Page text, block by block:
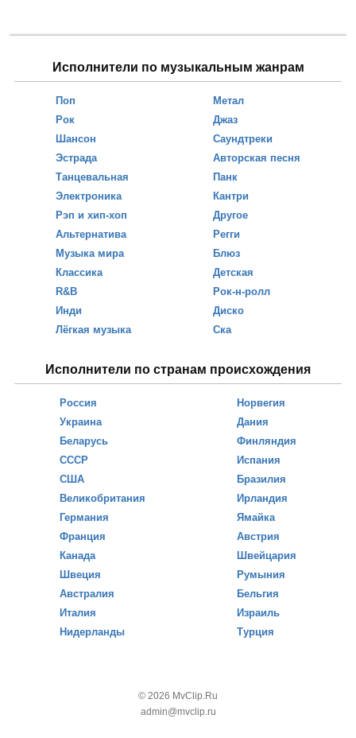
Исполнители по музыкальным жанрам
Поп
Рок
Шансон
Эстрада
Танцевальная
Электроника
Рэп и хип-хоп
Альтернатива
Музыка мира
Классика
R&B
Инди
Лёгкая музыка
Метал
Джаз
Саундтреки
Авторская песня
Панк
Кантри
Другое
Регги
Блюз
Детская
Рок-н-ролл
Диско
Ска
Исполнители по странам происхождения
Россия
Украина
Беларусь
СССР
США
Великобритания
Германия
Франция
Канада
Швеция
Австралия
Италия
Нидерланды
Норвегия
Дания
Финляндия
Испания
Бразилия
Ирландия
Ямайка
Австрия
Швейцария
Румыния
Бельгия
Израиль
Турция
© 2026 MvClip.Ru
admin@mvclip.ru